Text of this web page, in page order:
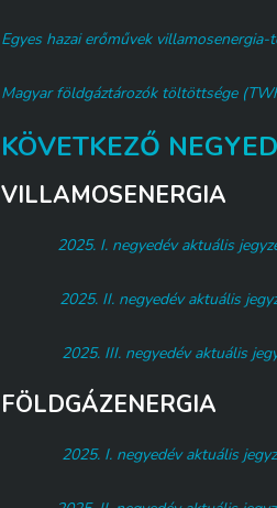
Egyes hazai erőművek
Magyar földgáztározók töltöttsége
KÖVETKEZŐ
VILLAMOSENERGIA
2025. I. negyedév aktuális
2025. II. negyedév aktuális
2025. III. negyedév aktuális
FÖLDGÁZENERGIA
2025. I. negyedév aktuális